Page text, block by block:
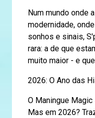
Num mundo onde
modernidade,
sonhos e sinais,
rara: a de que
muito maior - e
2026: O Ano das
O Maningue
Mas em 2026?